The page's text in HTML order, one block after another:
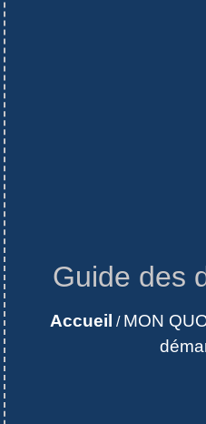
Guide des
Accueil / MON